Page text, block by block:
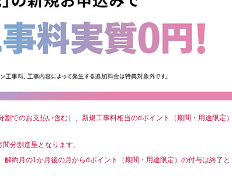
割でのお支払い含む）、新規工事料相当のdポイント（期間・用途限定
分割進呈となります。
約月の1か月後の月からdポイント（期間・用途限定）の付与は終了と